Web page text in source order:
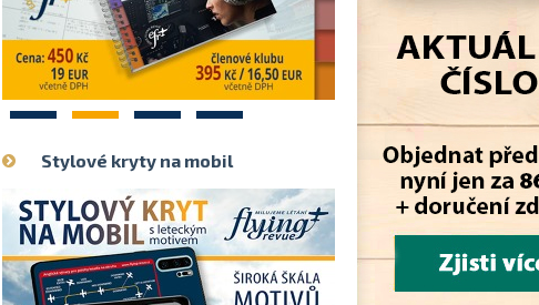
1 2 3 4
Stylové kryty na mobil